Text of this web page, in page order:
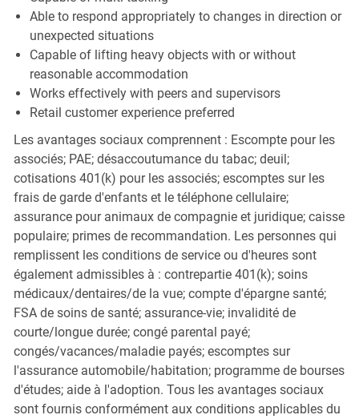
Able to respond appropriately to changes in direction or
unexpected situations
Capable of lifting heavy objects with or without
reasonable accommodation
Works effectively with peers and supervisors
Retail customer experience preferred
Les avantages sociaux comprennent : Escompte pour les
associés; PAE; désaccoutumance du tabac; deuil;
cotisations 401(k) pour les associés; escomptes sur les
frais de garde d'enfants et le téléphone cellulaire;
assurance pour animaux de compagnie et juridique; caisse
populaire; primes de recommandation. Les personnes qui
remplissent les conditions de service ou d'heures sont
également admissibles à : contrepartie 401(k); soins
médicaux/dentaires/de la vue; compte d'épargne santé;
FSA de soins de santé; assurance-vie; invalidité de
courte/longue durée; congé parental payé;
congés/vacances/maladie payés; escomptes sur
l'assurance automobile/habitation; programme de bourses
d'études; aide à l'adoption. Tous les avantages sociaux
sont fournis conformément aux conditions applicables du